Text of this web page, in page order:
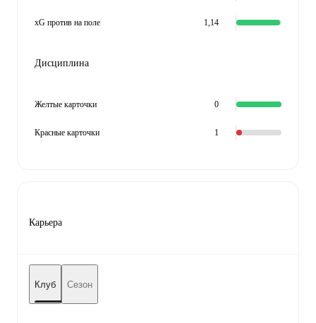
xG против на поле 1,14
Дисциплина
Желтые карточки 0
Красные карточки 1
Карьера
Клуб Сезон